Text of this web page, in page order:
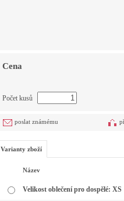
Cena
Počet kusů
poslat známému
Varianty zboží
Název
Velikost oblečení pro dospělé: XS